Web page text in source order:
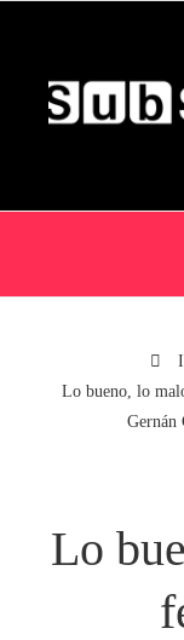
Lo bueno, lo
Gernán
Lo